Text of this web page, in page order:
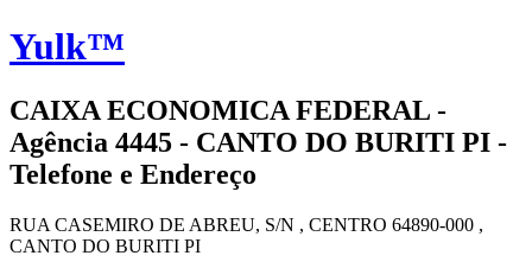
Yulk™
CAIXA ECONOMICA FEDERAL -
Agência 4445 - CANTO DO BURITI PI -
Telefone e Endereço
RUA CASEMIRO DE ABREU, S/N , CENTRO 64890-000 ,
CANTO DO BURITI PI